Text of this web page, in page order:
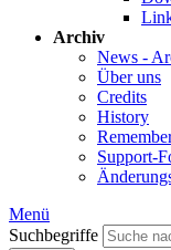
Archiv
News -
Über uns
Credits
History
Support-
Menü
Suchbegriffe